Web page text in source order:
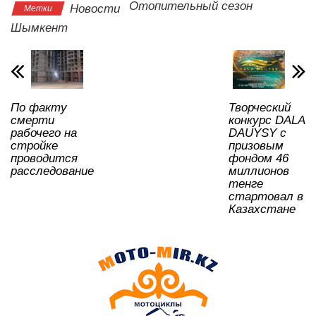
s
A
p
p
e
b
o
o
k
er
o
gr u
и
ть
Метки Новости
Отопительный сезон
Шымкент
По факту
смерти
рабочего на
стройке
проводится
расследование
Творческий
конкурс DALA
DAUYSY с
призовым
фондом 46
миллионов
тенге
стартовал в
Казахстане